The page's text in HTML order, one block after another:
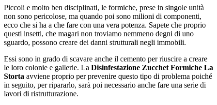
Piccoli e molto ben disciplinati, le formiche, prese in singole unità
non sono pericolose, ma quando poi sono milioni di componenti,
ecco che si ha a che fare con una vera potenza. Sapete che proprio
questi insetti, che magari non troviamo nemmeno degni di uno
sguardo, possono creare dei danni strutturali negli immobili.
Essi sono in grado di scavare anche il cemento per riuscire a creare
le loro colonie e gallerie. La Disinfestazione Zucchet Formiche La
Storta avviene proprio per prevenire questo tipo di problema poiché
in seguito, per ripararlo, sarà poi necessario anche fare una serie di
lavori di ristrutturazione.